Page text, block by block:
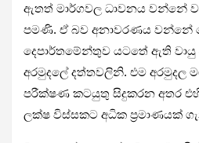
ඇතත් මාර්ගවල ධාවනය වන්නේ
පමණි. ඒ බව අනාවරණය වන්නේ
දෙපාර්තමේන්තුව යටතේ ඇති
අරමුදලේ දත්තවලිනි. එම අරමුදල
පරීක්ෂණ කටයුතු සිදුකරන අතර
ලක්ෂ විස්සකට අධික ප්‍රමාණයක්